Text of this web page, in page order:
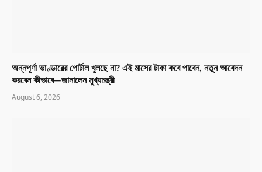
অন্নপূর্ণা ভাণ্ডারের পোর্টাল খুলছে না? এই মাসের টাকা কবে পাবেন, নতুন আবেদন
করবেন কীভাবে—জানালেন মুখ্যমন্ত্রী
August 6, 2026